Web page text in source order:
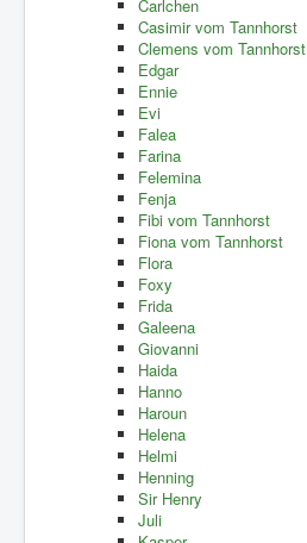
Carlchen
Casimir vom Tannhorst
Clemens vom Tannhorst
Edgar
Ennie
Evi
Falea
Farina
Felemina
Fenja
Fibi vom Tannhorst
Fiona vom Tannhorst
Flora
Foxy
Frida
Galeena
Giovanni
Haida
Hanno
Haroun
Helena
Helmi
Henning
Sir Henry
Juli